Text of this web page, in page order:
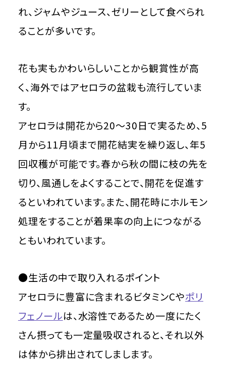
れ、ジャムやジュース、ゼリーとして食べられ
ることが多いです。
花も実もかわいらしいことから観賞性が高
く、海外ではアセロラの盆栽も流行していま
す。
アセロラは開花から20～30日で実るため、5
月から11月頃まで開花結実を繰り返し、年5
回収穫が可能です。春から秋の間に枝の先を
切り、風通しをよくすることで、開花を促進す
るといわれています。また、開花時にホルモン
処理をすることが着果率の向上につながる
ともいわれています。
●生活の中で取り入れるポイント
アセロラに豊富に含まれるビタミンCやポリ
フェノールは、水溶性であるため一度にたく
さん摂っても一定量吸収されると、それ以外
は体から排出されてしまします。